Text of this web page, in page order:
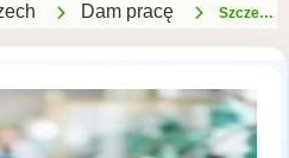
Dam pracę Szczepiacz, Monter, Metalowiec (buchloe Hn-gl-de)